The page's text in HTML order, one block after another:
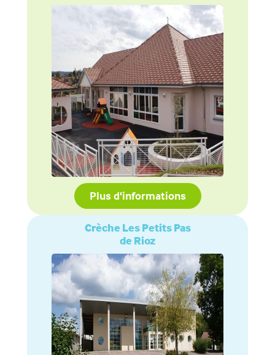
Plus d'informations
Crèche Les Petits Pas
de Rioz